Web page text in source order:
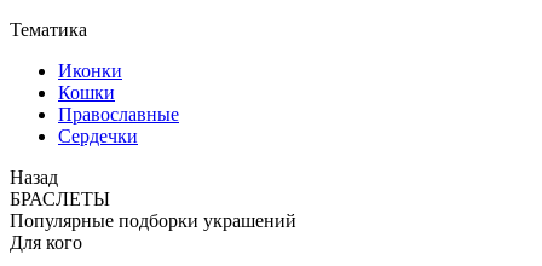
Тематика
Иконки
Кошки
Православные
Сердечки
Назад
БРАСЛЕТЫ
Популярные подборки украшений
Для кого